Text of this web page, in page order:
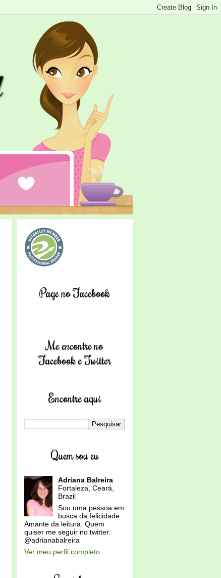
Page no Facebook
Me encontre no
Facebook e Twitter
Encontre aqui
Quem sou eu
Adriana Balreira
Fortaleza, Ceará,
Brazil
Sou uma pessoa em
busca da felicidade.
Amante da leitura. Quem
quiser me seguir no twitter:
@adrianabalreira
Ver meu perfil completo